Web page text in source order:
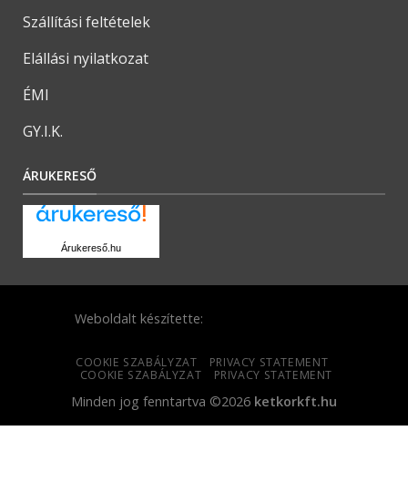
Szállítási feltételek
Elállási nyilatkozat
ÉMI
GY.I.K.
ÁRUKERESŐ
Árukereső.hu
Weboldalt készítette:
COOKIE SZABÁLYZAT
PRIVACY STATEMENT
COOKIE SZABÁLYZAT
PRIVACY STATEMENT
Minden jog fenntartva ©2026 ketkorkft.hu